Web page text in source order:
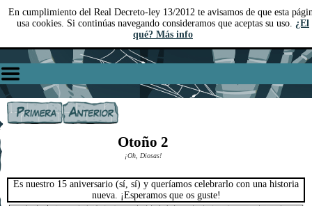
En cumplimiento del Real Decreto-ley 13/2012 te avisamos de que esta
usa cookies. Si continúas navegando consideramos que aceptas su uso. ¿El
qué? Más info
Otoño 2
¡Oh, Diosas!
Es nuestro 15 aniversario (sí, sí) y queríamos celebrarlo con una historia
nueva. ¡Esperamos que os guste!